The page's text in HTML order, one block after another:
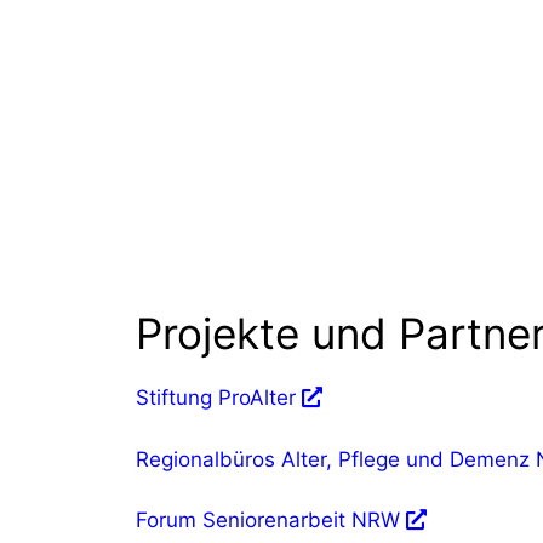
Projekte und
Stiftung ProAlter
Regionalbüros Alter, Pflege und Demenz
Forum Seniorenarbeit NRW